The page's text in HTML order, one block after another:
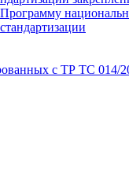
с ТР ТС 014/